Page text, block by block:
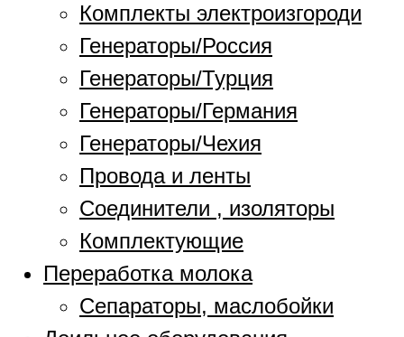
Комплекты электроизгороди
Генераторы/Россия
Генераторы/Турция
Генераторы/Германия
Генераторы/Чехия
Провода и ленты
Соединители , изоляторы
Комплектующие
Переработка молока
Сепараторы, маслобойки